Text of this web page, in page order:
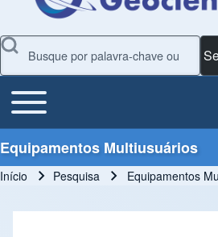
Search
Main Menu
Toggle main menu
Equipamentos Multiusuários
Início Pesquisa Equipamentos